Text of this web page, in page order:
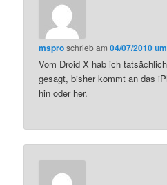
msproschriebam04/07/2010
Vom Droid X hab ich
gesagt, bisher kommt an das
hin oder her.